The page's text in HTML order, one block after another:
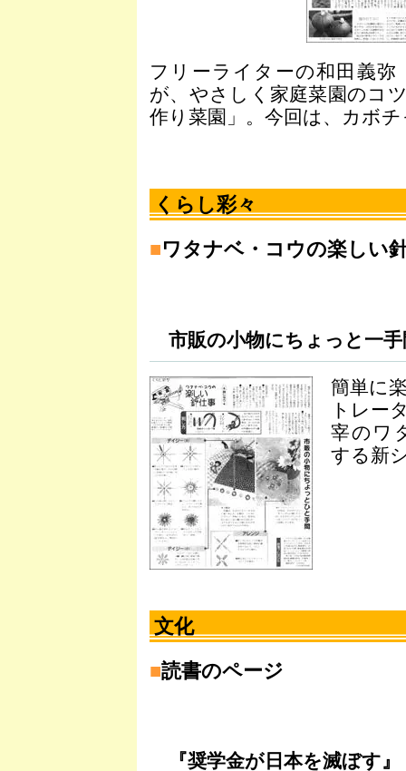
フリーライターの和田義
が、やさしく家庭菜園のコ
作り菜園」。今回は、カボ
くらし彩々
■ワタナベ・コウの楽しい
市販の小物にちょっと一手
簡単に
トレー
宰のワ
する新
文化
■読書のページ
『奨学金が日本を滅ぼす』